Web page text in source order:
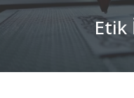
Etik